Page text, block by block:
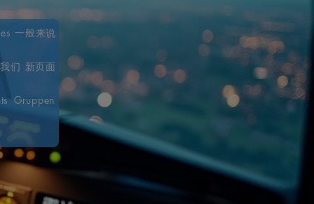
一般来说
们 新页面
Gruppen